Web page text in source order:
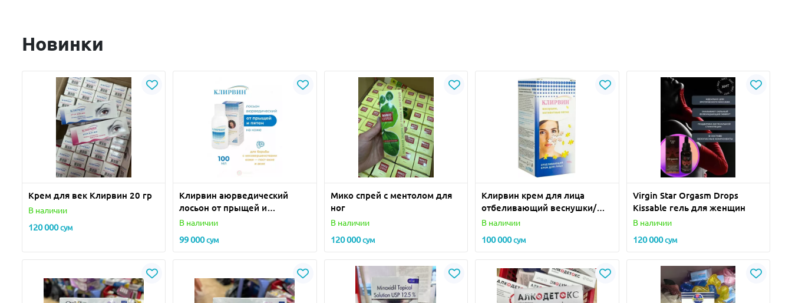
Новинки
Крем для век Клирвин 20 гр
В наличии
120 000сум
Клирвин аюрведический
лосьон от прыщей и
пигментных пятен 100 мл
В наличии
99 000сум
Мико спрей с ментолом для
ног
В наличии
120 000сум
Клирвин крем для лица
отбеливающий веснушки/
пигментные пятна 100г
В наличии
100 000сум
Virgin Star Orgasm Drops
Kissable гель для женщин
В наличии
120 000сум